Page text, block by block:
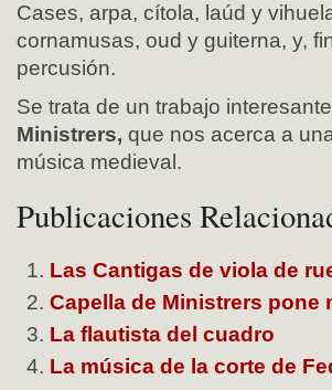
Cases, arpa, cítola, laúd y
cornamusas, oud y guiterna, y,
percusión.
Se trata de un trabajo
Ministrers, que nos acerca a
música medieval.
Publicaciones
Las Cantigas de viola de
Capella de Ministrers pone
La flautista del cuadro
La música de la corte de